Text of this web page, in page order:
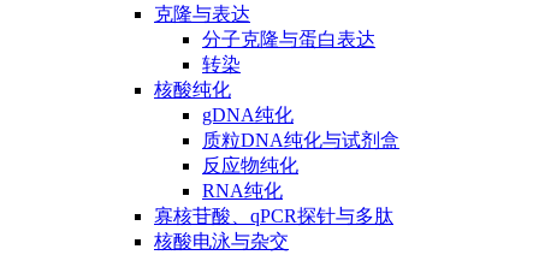
克隆与表达
分子克隆与蛋白表达
转染
核酸纯化
gDNA纯化
质粒DNA纯化与试剂盒
反应物纯化
RNA纯化
寡核苷酸、qPCR探针与多肽
核酸电泳与杂交